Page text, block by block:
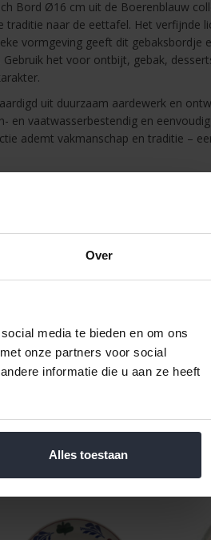
Over
media te bieden en om ons
onze partners voor social
informatie die u aan ze heeft
Alles toestaan
Bord Ø16 cm uit de Boerenblauw
traditie naar de eettafel. Het verfijnde
vormgeving geeft dit gebaksbordje
Gebruik het voor ontbijt, gebak,
uit duurzaam aardewerk en
en vaatwasserbestendig en
ademt vakmanschap en traditie –
en desserts